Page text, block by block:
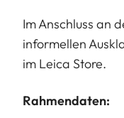
Im Anschluss an
informellen
im Leica Store.
Rahmendaten: